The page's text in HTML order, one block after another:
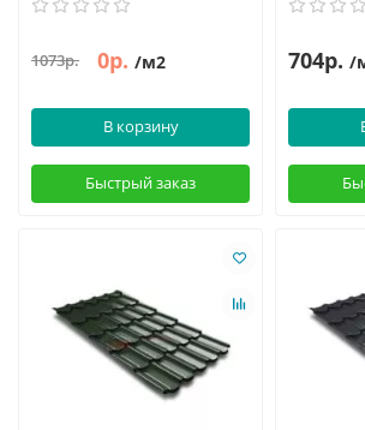
1073р. 0р. /м2
В корзину
Быстрый заказ
704р. /